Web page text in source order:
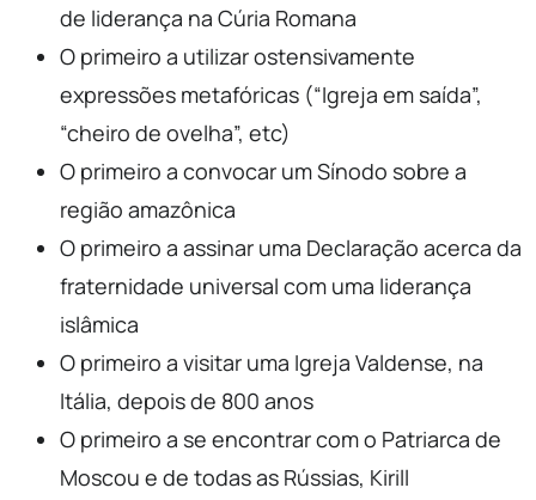
de liderança na Cúria Romana
O primeiro a utilizar ostensivamente
expressões metafóricas (“Igreja em saída”,
“cheiro de ovelha”, etc)
O primeiro a convocar um Sínodo sobre a
região amazônica
O primeiro a assinar uma Declaração acerca da
fraternidade universal com uma liderança
islâmica
O primeiro a visitar uma Igreja Valdense, na
Itália, depois de 800 anos
O primeiro a se encontrar com o Patriarca de
Moscou e de todas as Rússias, Kirill